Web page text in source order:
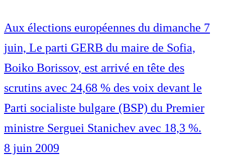
Aux élections européennes du dimanche 7
juin, Le parti GERB du maire de Sofia,
Boiko Borissov, est arrivé en tête des
scrutins avec 24,68 % des voix devant le
Parti socialiste bulgare (BSP) du Premier
ministre Serguei Stanichev avec 18,3 %.
8 juin 2009